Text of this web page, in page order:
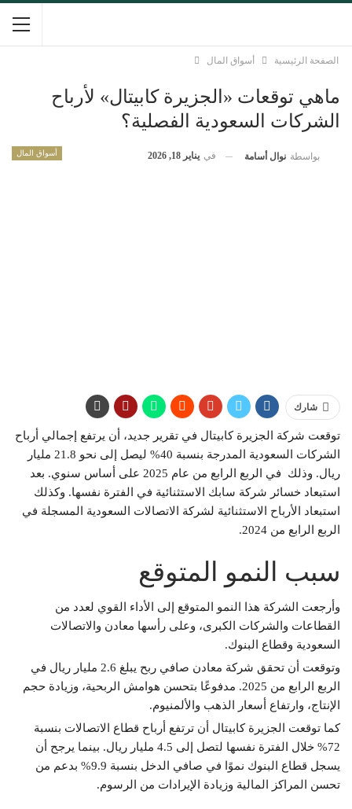
الصفحة الرئيسية أسواق المال
ماهي توقعات «الجزيرة كابيتال» لأرباح
الشركات السعودية الفصلية؟
أسواق المال بواسطة نوال أسامة في يناير 18, 2026
شارك
توقعت شركة الجزيرة كابيتال في تقرير جديد، أن يرتفع إجمالي أرباح
الشركات السعودية المدرجة بنسبة 40% ليصل إلى نحو 21.8 مليار
ريال. وذلك في الربع الرابع من عام 2025 على أساس سنوي. بعد
استبعاد خسائر شركة سابك الاستثنائية في الفترة نفسها. وكذلك
استبعاد الأرباح الاستثنائية لشركة الاتصالات السعودية المسجلة في
الربع الرابع من 2024.
سبب النمو المتوقع
وأرجعت الشركة هذا النمو المتوقع إلى الأداء القوي لعدد من
القطاعات والشركات الكبرى، وعلى رأسها معادن والاتصالات
السعودية وقطاع البنوك.
وتوقعت أن تحقق شركة معادن صافي ربح يبلغ 2.6 مليار ريال في
الربع الرابع من 2025. مدفوعًا بتحسن هوامش الربحية، وزيادة حجم
الإنتاج، وارتفاع أسعار الذهب والألمنيوم.
كما توقعت الجزيرة كابيتال أن ترتفع أرباح قطاع الاتصالات بنسبة
72% خلال الفترة نفسها لتصل إلى 4.5 مليار ريال. بينما يرجح أن
يسجل قطاع البنوك نموًا في صافي الدخل بنسبة 9.9% بدعم من
تحسن المراكز المالية وزيادة الإيرادات من الرسوم.